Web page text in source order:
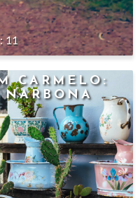
11
CARMELO:
NARBONA